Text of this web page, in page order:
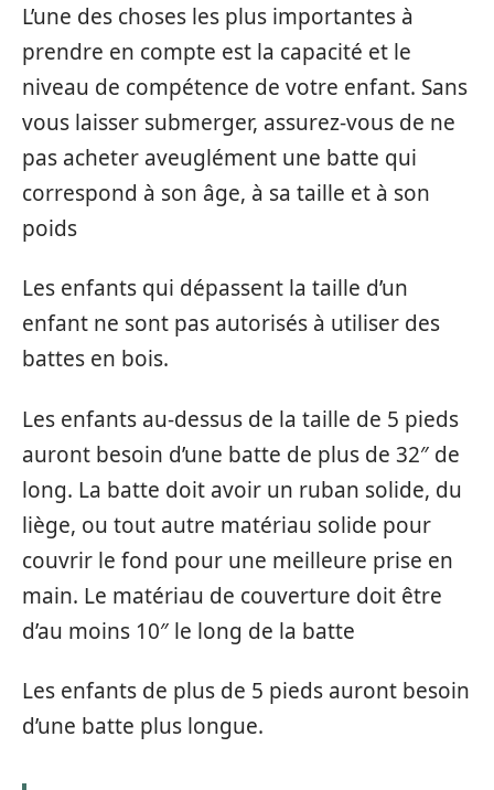
L’une des choses les plus importantes à
prendre en compte est la capacité et le
niveau de compétence de votre enfant. Sans
vous laisser submerger, assurez-vous de ne
pas acheter aveuglément une batte qui
correspond à son âge, à sa taille et à son
poids
Les enfants qui dépassent la taille d’un
enfant ne sont pas autorisés à utiliser des
battes en bois.
Les enfants au-dessus de la taille de 5 pieds
auront besoin d’une batte de plus de 32″ de
long. La batte doit avoir un ruban solide, du
liège, ou tout autre matériau solide pour
couvrir le fond pour une meilleure prise en
main. Le matériau de couverture doit être
d’au moins 10″ le long de la batte
Les enfants de plus de 5 pieds auront besoin
d’une batte plus longue.